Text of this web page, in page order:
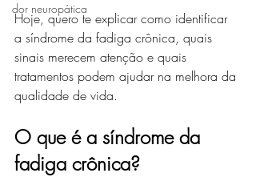
dor neuropática
Hoje, quero te explicar como identificar
a síndrome da fadiga crônica, quais
sinais merecem atenção e quais
tratamentos podem ajudar na melhora da
qualidade de vida.
O que é a síndrome da
fadiga crônica?